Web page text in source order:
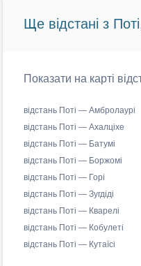
Ще відстані з
Показати на карті
відстань Поті — Амбролаурі
відстань Поті — Ахалціхе
відстань Поті — Батумі
відстань Поті — Боржомі
відстань Поті — Горі
відстань Поті — Зугдіді
відстань Поті — Кварелі
відстань Поті — Кобулеті
відстань Поті — Кутаїсі